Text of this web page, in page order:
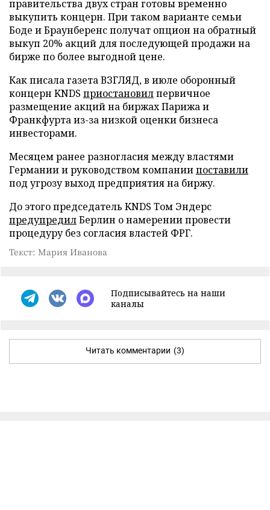
правительства двух стран готовы временно
выкупить концерн. При таком варианте семьи
Боде и Браунберенс получат опцион на обратный
выкуп 20% акций для последующей продажи на
бирже по более выгодной цене.
Как писала газета ВЗГЛЯД, в июле оборонный
концерн KNDS приостановилпервичное
размещение акций на биржах Парижа и
Франкфурта из-за низкой оценки бизнеса
инвесторами.
Месяцем ранее разногласия между властями
Германии и руководством компаниипоставили
под угрозу выход предприятия на биржу.
До этого председатель KNDS Том Эндерс
предупредилБерлин о намерении провести
процедуру без согласия властей ФРГ.
Текст: Мария Иванова
Подписывайтесь на наши
каналы
Читать комментарии (3)